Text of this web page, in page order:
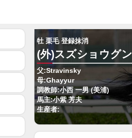
牡 栗毛 登録抹消
(外)スズショウグン
父:Stravinsky
母:Ghayyur
調教師:小西 一男 (美浦)
馬主:小紫 芳夫
生産者: